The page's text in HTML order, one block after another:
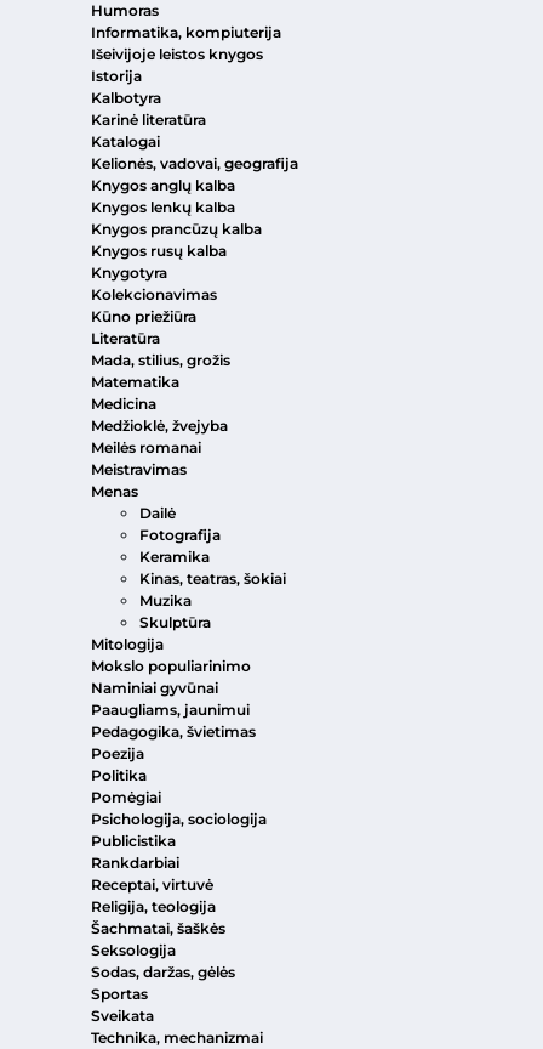
Humoras
Informatika, kompiuterija
Išeivijoje leistos knygos
Istorija
Kalbotyra
Karinė literatūra
Katalogai
Kelionės, vadovai, geografija
Knygos anglų kalba
Knygos lenkų kalba
Knygos prancūzų kalba
Knygos rusų kalba
Knygotyra
Kolekcionavimas
Kūno priežiūra
Literatūra
Mada, stilius, grožis
Matematika
Medicina
Medžioklė, žvejyba
Meilės romanai
Meistravimas
Menas
Dailė
Fotografija
Keramika
Kinas, teatras, šokiai
Muzika
Skulptūra
Mitologija
Mokslo populiarinimo
Naminiai gyvūnai
Paaugliams, jaunimui
Pedagogika, švietimas
Poezija
Politika
Pomėgiai
Psichologija, sociologija
Publicistika
Rankdarbiai
Receptai, virtuvė
Religija, teologija
Šachmatai, šaškės
Seksologija
Sodas, daržas, gėlės
Sportas
Sveikata
Technika, mechanizmai